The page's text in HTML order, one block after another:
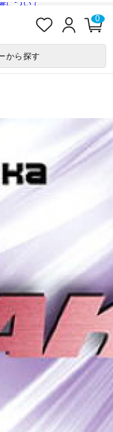
について
入
ロ
ン
0
から探す